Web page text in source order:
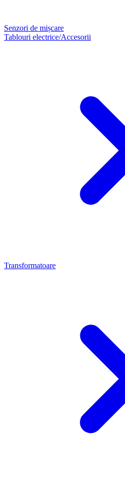
Senzori de mișcare
Tablouri electrice/Accesorii
Transformatoare